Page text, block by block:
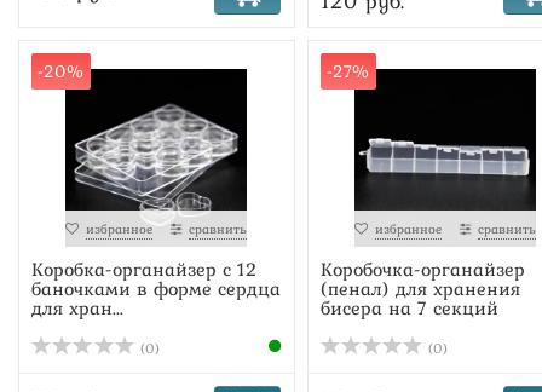
-20%
избранное сравнить
Коробка-органайзер с 12
баночками в форме сердца
для хран...
(0)
-27%
избранное сравнить
Коробочка-органайзер
(пенал) для хранения
бисера на 7 секций
(0)